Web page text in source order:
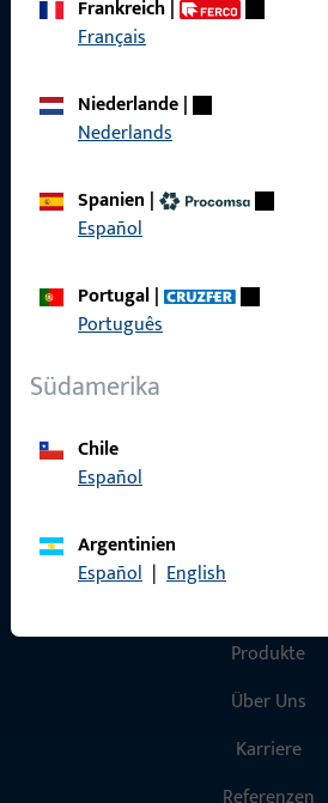
zuverlässig.
Kontaktieren Sie uns
Frankreich|
Français
Niederlande|
Nederlands
Spanien |
Español
Portugal|
Português
Südamerika
Chile
Español
Argentinien
Español | English
Allgemeines
Produkte
Über Uns
Karriere